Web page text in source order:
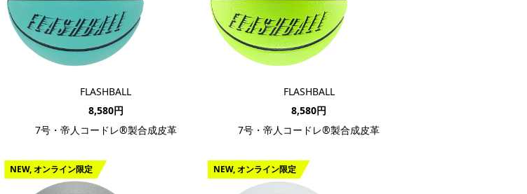
FLASHBALL
8,580円
7号・帝人コードレ®製合成皮革
FLASHBALL
8,580円
7号・帝人コードレ®製合成皮革
NEW, オンライン限定 NEW, オンライン限定